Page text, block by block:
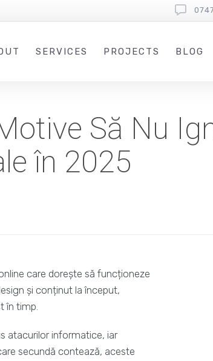
SERVICES PROJECTS BLOG
Să Nu
în 2025
care dorește să funcționeze
și conținut la început,
în timp.
atacurilor informatice, iar
secundă contează, aceste